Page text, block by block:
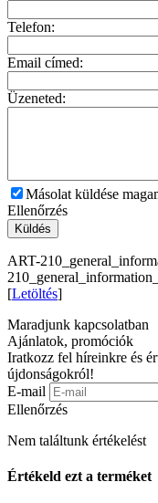
Telefon:
Email címed:
Üzeneted:
Másolat küldése
Ellenőrzés
Küldés
ART-
[Letöltés]
Maradjunk kapcsolatban
Ajánlatok, promóciók
Iratkozz fel híreinkre és
újdonságokról!
E-mail
Ellenőrzés
Nem találtunk értékelést
Értékeld ezt a terméket